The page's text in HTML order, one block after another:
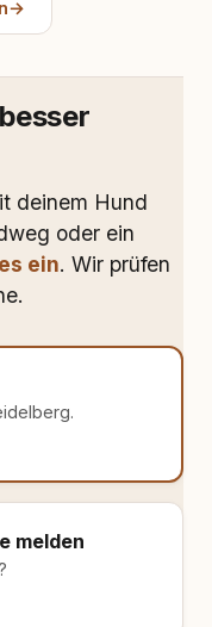
→
deinem Hund
oder ein
ein. Wir prüfen
melden